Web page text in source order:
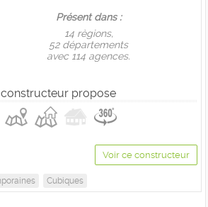
Présent dans :
14 règions,
52 départements
avec 114 agences.
constructeur propose
Voir ce constructeur
Cubiques